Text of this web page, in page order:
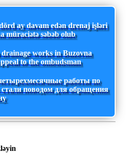
ay davam edən drenaj işləri
müraciətə səbəb olub
works in Buzovna
to the ombudsman
работы по
стали поводом для обращения